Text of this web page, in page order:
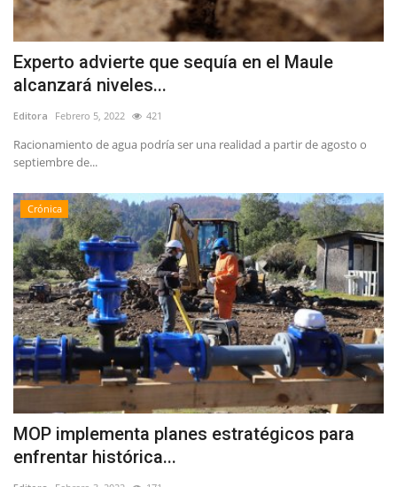
Experto advierte que sequía en el Maule
alcanzará niveles...
Editora Febrero 5, 2022 421
Racionamiento de agua podría ser una realidad a partir de agosto o
septiembre de...
Crónica
MOP implementa planes estratégicos para
enfrentar histórica...